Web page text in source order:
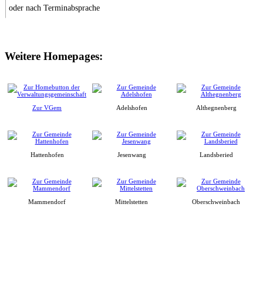
oder nach Terminabsprache
Weitere Homepages:
Zur VGem Adelshofen Althegnenberg
Hattenhofen Jesenwang Landsberied
Mammendorf Mittelstetten Oberschweinbach